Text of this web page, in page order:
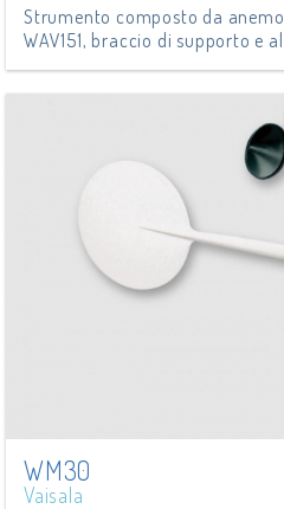
Strumento composto da
WAV151, braccio di supporto e
WM30
Vaisala